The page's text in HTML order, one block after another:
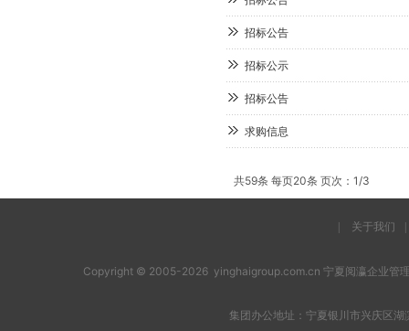
招标公告
招标公示
招标公告
求购信息
共59条 每页20条 页次：1/3
关于我们
Copyright © 2005-2026 yinghaigroup.com.cn 宁夏阅瀛企业管
集团办公地址：宁夏银川市兴庆区